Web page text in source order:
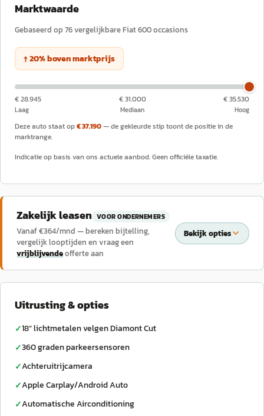
Marktwaarde
Gebaseerd op 76vergelijkbareFiat600occasions
↑20%bovenmarktprijs
€ 28.945
Laag
€ 31.000
Mediaan
€ 35.530
Hoog
Deze auto staat op€ 37.190— de gekleurde stip toont de positie in de
marktrange.
Indicatie op basis van ons actuele aanbod. Geen officiële taxatie.
Zakelijk leasen VOOR ONDERNEMERS
Vanaf €364/mnd — bereken bijtelling,
vergelijk looptijden en vraag een
vrijblijvendeofferte aan
Bekijk opties
Uitrusting & opties
✓18“ lichtmetalen velgen Diamont Cut
✓360 graden parkeersensoren
✓Achteruitrijcamera
✓Apple Carplay/Android Auto
✓Automatische Airconditioning